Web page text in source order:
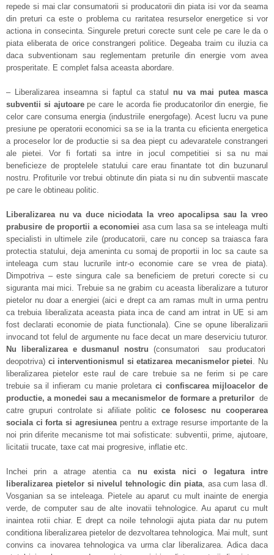
repede si mai clar consumatorii si producatorii din piata isi vor da seama
din preturi ca este o problema cu raritatea resurselor energetice si vor
actiona in consecinta. Singurele preturi corecte sunt cele pe care le da o
piata eliberata de orice constrangeri politice. Degeaba traim cu iluzia ca
daca subventionam sau reglementam preturile din energie vom avea
prosperitate. E complet falsa aceasta abordare.
– Liberalizarea inseamna si faptul ca statul nu va mai putea masca
subventii si ajutoarepe care le acorda fie producatorilor din energie, fie
celor care consuma energia (industriile energofage). Acest lucru va pune
presiune pe operatorii economici sa se ia la tranta cu eficienta energetica
a proceselor lor de productie si sa dea piept cu adevaratele constrangeri
ale pietei. Vor fi fortati sa intre in jocul competitiei si sa nu mai
beneficieze de proptelele statului care erau finantate tot din buzunarul
nostru. Profiturile vor trebui obtinute din piata si nu din subventii mascate
pe care le obtineau politic.
Liberalizarea nu va duce niciodata la vreo apocalipsa sau la vreo
prabusire de proportii a economiei asa cum lasa sa se inteleaga multi
specialisti in ultimele zile (producatorii, care nu concep sa traiasca fara
protectia statului, deja ameninta cu somaj de proportii in loc sa caute sa
inteleaga cum stau lucrurile intr-o economie care se vrea de piata).
Dimpotriva – este singura cale sa beneficiem de preturi corecte si cu
siguranta mai mici. Trebuie sa ne grabim cu aceasta liberalizare a tuturor
pietelor nu doar a energiei (aici e drept ca am ramas mult in urma pentru
ca trebuia liberalizata aceasta piata inca de cand am intrat in UE si am
fost declarati economie de piata functionala). Cine se opune liberalizarii
invocand tot felul de argumente nu face decat un mare deserviciu tuturor.
Nu liberalizarea e dusmanul nostru (consumatori sau producatori
deopotriva) ci interventionismul si etatizarea mecanismelor pietei. Nu
liberalizarea pietelor este raul de care trebuie sa ne ferim si pe care
trebuie sa il infieram cu manie proletara ci confiscarea mijloacelor de
productie, a monedei sau a mecanismelor de formare a preturilorde
catre grupuri controlate si afiliate politic ce folosesc nu cooperarea
sociala ci forta si agresiuneapentru a extrage resurse importante de la
noi prin diferite mecanisme tot mai sofisticate: subventii, prime, ajutoare,
licitatii trucate, taxe cat mai progresive, inflatie etc.
Inchei prin a atrage atentia canu exista nici o legatura intre
liberalizarea pietelor si nivelul tehnologic din piata, asa cum lasa dl.
Vosganian sa se inteleaga. Pietele au aparut cu mult inainte de energia
verde, de computer sau de alte inovatii tehnologice. Au aparut cu mult
inaintea rotii chiar. E drept ca noile tehnologii ajuta piata dar nu putem
conditiona liberalizarea pietelor de dezvoltarea tehnologica. Mai mult, sunt
convins ca inovarea tehnologica va urma clar liberalizarea. Adica daca